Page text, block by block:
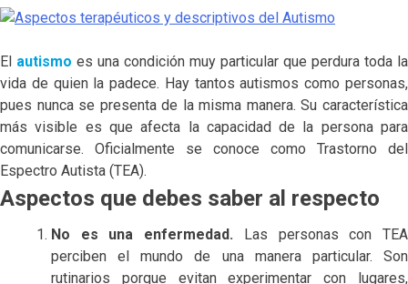
El autismo es una condición muy particular que perdura toda la
vida de quien la padece. Hay tantos autismos como personas,
pues nunca se presenta de la misma manera. Su característica
más visible es que afecta la capacidad de la persona para
comunicarse. Oficialmente se conoce como Trastorno del
Espectro Autista (TEA).
Aspectos que debes saber al respecto
No es una enfermedad. Las personas con TEA
perciben el mundo de una manera particular. Son
rutinarios porque evitan experimentar con lugares,